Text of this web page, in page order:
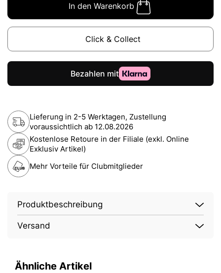
In den Warenkorb
Click & Collect
Lieferung in 2-5 Werktagen, Zustellung
voraussichtlich ab 12.08.2026
Kostenlose Retoure in der Filiale (exkl. Online
Exklusiv Artikel)
Mehr Vorteile für Clubmitglieder
Produktbeschreibung
Versand
Ähnliche Artikel